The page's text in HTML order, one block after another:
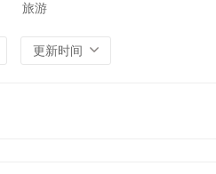
旅游
更新时间